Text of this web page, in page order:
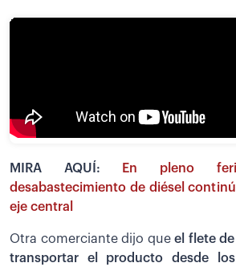
MIRA AQUÍ:
En pleno
desabastecimiento de diésel
eje central
Otra comerciante dijo queel flete
transportar el producto desde